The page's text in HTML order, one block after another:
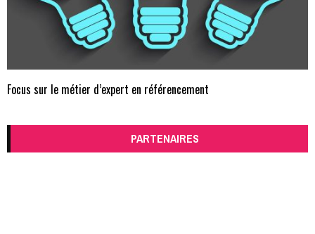
Focus sur le métier d’expert en référencement
PARTENAIRES